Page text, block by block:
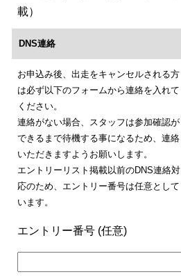
載）
DNS連絡
お申込み後、出走をキャンセルされる方
は必ず以下のフォームから連絡を入れて
ください。
連絡がない場合、スタッフは参加確認が
できるまで待機する事になるため、連絡
いただきますようお願いします。
エントリーリスト掲載以前のDNS連絡対
応のため、エントリー番号は任意として
います。
エントリー番号 (任意)